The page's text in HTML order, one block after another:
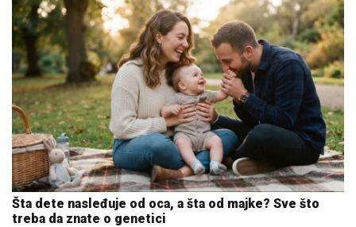
Šta dete nasleđuje od oca, a šta od majke? Sve što
treba da znate o genetici